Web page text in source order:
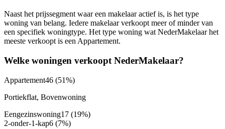
Naast het prijssegment waar een makelaar actief is, is het type
woning van belang. Iedere makelaar verkoopt meer of minder van
een specifiek woningtype. Het type woning wat NederMakelaar het
meeste verkoopt is een Appartement.
Welke woningen verkoopt NederMakelaar?
Appartement46 (51%)
Portiekflat, Bovenwoning
Eengezinswoning17 (19%)
2-onder-1-kap6 (7%)